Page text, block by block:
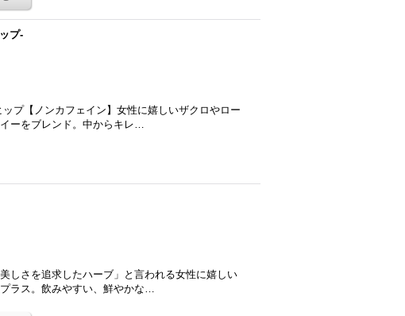
プ-
プ【ノンカフェイン】女性に嬉しいザクロやロー
ーをブレンド。中からキレ…
しさを追求したハーブ」と言われる女性に嬉しい
ラス。飲みやすい、鮮やかな…